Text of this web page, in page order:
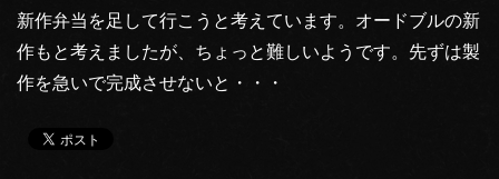
新作弁当を足して行こうと考えています。オードブルの新
作もと考えましたが、ちょっと難しいようです。先ずは製
作を急いで完成させないと・・・